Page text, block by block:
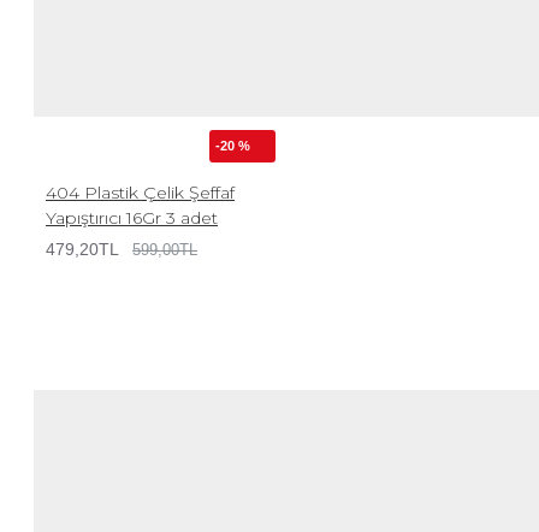
-20 %
404 Plastik Çelik Şeffaf
Yapıştırıcı 16Gr 3 adet
479,20TL 599,00TL